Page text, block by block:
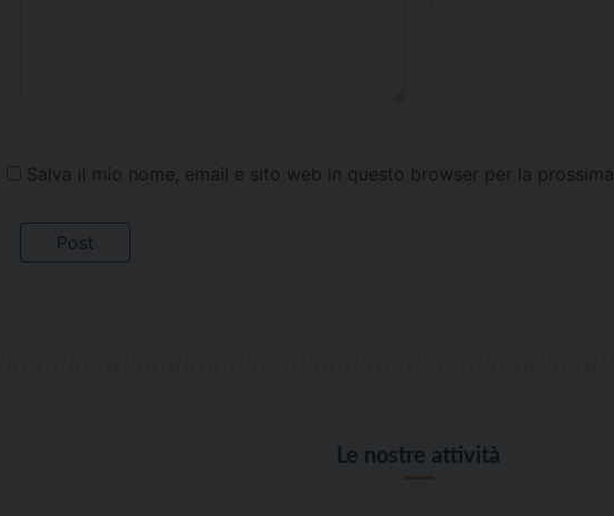
Salva il mio nome, email e sito web in questo browser per la
Le nostre attività